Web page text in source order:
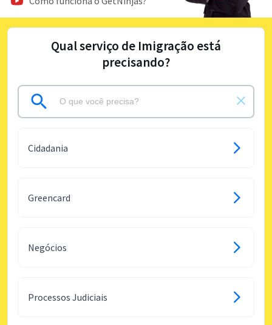
Qual serviço de Imigração está
precisando?
Cidadania
Greencard
Negócios
Processos Judiciais